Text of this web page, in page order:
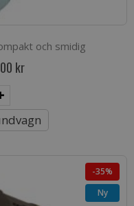
och smidig
kr
-35%
Ny